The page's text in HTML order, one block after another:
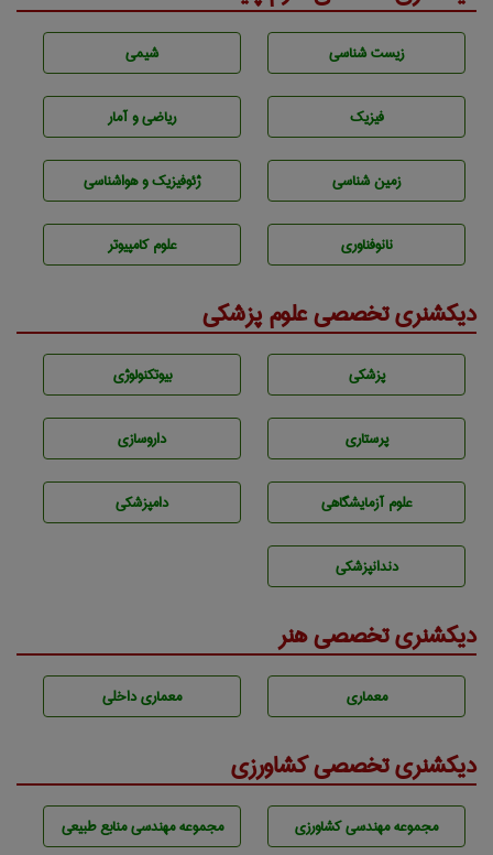
زيست شناسی شيمی
فیزیک ریاضی و آمار
زمين شناسی ژئوفيزيك و هواشناسی
نانوفناوری علوم کامپیوتر
دیکشنری تخصصی علوم پزشکی
پزشكی بيوتكنولوژی
پرستاری داروسازی
علوم آزمايشگاهی دامپزشكی
دندانپزشكی
دیکشنری تخصصی هنر
معماری معماری داخلی
دیکشنری تخصصی کشاورزی
مجموعه مهندسی كشاورزی مجموعه مهندسی منابع طبيعی